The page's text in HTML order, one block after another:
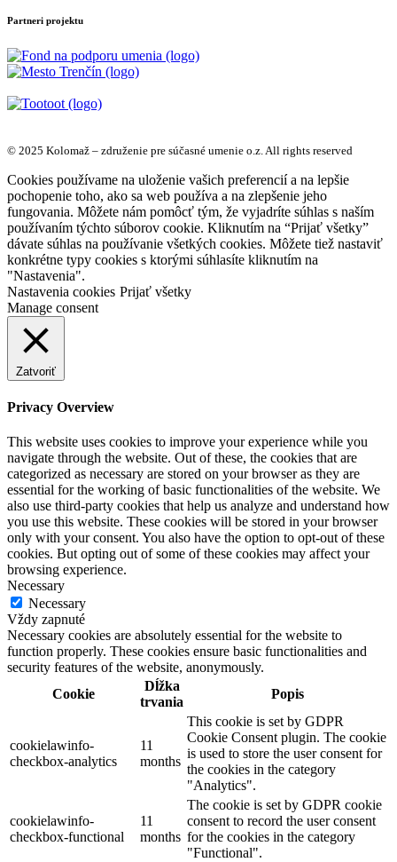
Partneri projektu
© 2025 Kolomaž – združenie pre súčasné umenie o.z. All rights reserved
Cookies používame na uloženie vašich preferencií a na lepšie
pochopenie toho, ako sa web používa a na zlepšenie jeho
fungovania. Môžete nám pomôcť tým, že vyjadríte súhlas s naším
používaním týchto súborov cookie. Kliknutím na “Prijať všetky”
dávate súhlas na používanie všetkých cookies. Môžete tiež nastaviť
konkrétne typy cookies s ktorými súhlasíte kliknutím na
"Nastavenia".
Nastavenia cookies Prijať všetky
Manage consent
Zatvoriť
Privacy Overview
This website uses cookies to improve your experience while you
navigate through the website. Out of these, the cookies that are
categorized as necessary are stored on your browser as they are
essential for the working of basic functionalities of the website. We
also use third-party cookies that help us analyze and understand how
you use this website. These cookies will be stored in your browser
only with your consent. You also have the option to opt-out of these
cookies. But opting out of some of these cookies may affect your
browsing experience.
Necessary
Necessary
Vždy zapnuté
Necessary cookies are absolutely essential for the website to
function properly. These cookies ensure basic functionalities and
security features of the website, anonymously.
Cookie
Dĺžka
trvania
Popis
cookielawinfo-
checkbox-analytics
11
months
This cookie is set by GDPR
Cookie Consent plugin. The cookie
is used to store the user consent for
the cookies in the category
"Analytics".
cookielawinfo-
checkbox-functional
11
months
The cookie is set by GDPR cookie
consent to record the user consent
for the cookies in the category
"Functional".